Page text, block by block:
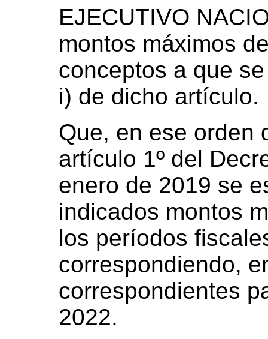
EJECUTIVO
montos máximos
conceptos a que
i) de dicho artículo.
Que, en ese orden
artículo 1º del
enero de 2019 se
indicados montos
los períodos
correspondiendo,
correspondientes
2022.